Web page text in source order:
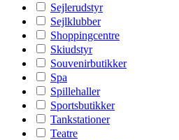
Sejlerudstyr
Sejlklubber
Shoppingcentre
Skiudstyr
Souvenirbutikker
Spa
Spillehaller
Sportsbutikker
Tankstationer
Teatre